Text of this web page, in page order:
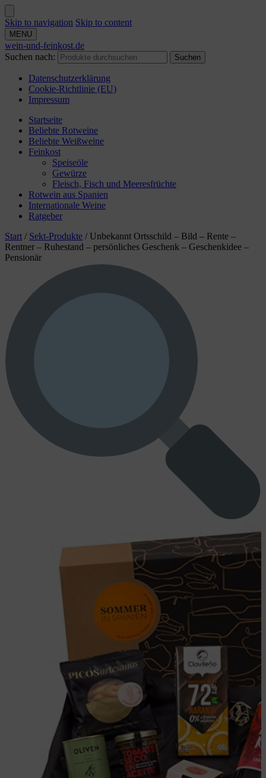
Skip to navigation Skip to content
MENU
wein-und-feinkost.de
Suchen nach:
Suchen
Datenschutzerklärung
Cookie-Richtlinie (EU)
Impressum
Startseite
Beliebte Rotweine
Beliebte Weißweine
Feinkost
Speiseöle
Gewürze
Fleisch, Fisch und Meeresfrüchte
Rotwein aus Spanien
Internationale Weine
Ratgeber
Start / Sekt-Produkte / Unbekannt Ortsschild – Bild – Rente –
Rentner – Ruhestand – persönliches Geschenk – Geschenkidee –
Pensionär